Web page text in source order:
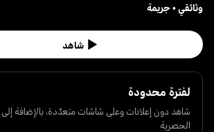
وثائقي• جريمة
شاهد
لفترة محدودة
شاهد دون إعلانات وعلى شاشات متعدّدة، بالإضافة إلى
الحصرية